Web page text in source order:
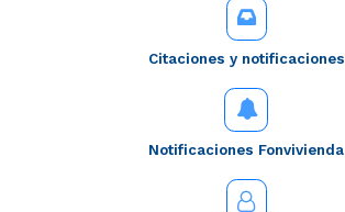
Citaciones y notificaciones
Notificaciones Fonvivienda